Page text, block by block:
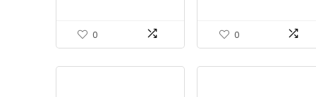
regenbescherming
0
Huisdieren Trampoline-
veiligheidsnet…
0